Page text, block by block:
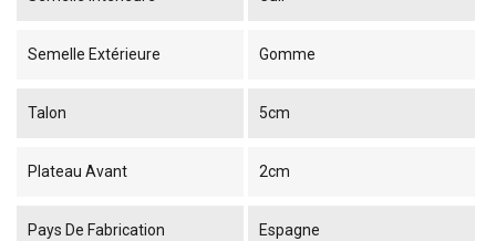
Semelle Extérieure Gomme
Talon 5cm
Plateau Avant 2cm
Pays De Fabrication Espagne